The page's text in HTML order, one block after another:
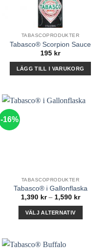
TABASCOPRODUKTER
Tabasco® Scorpion Sauce
195 kr
LÄGG TILL I VARUKORG
-16%
TABASCOPRODUKTER
Tabasco® i Gallonflaska
1,390 kr – 1,590 kr
VÄLJ ALTERNATIV
produkten